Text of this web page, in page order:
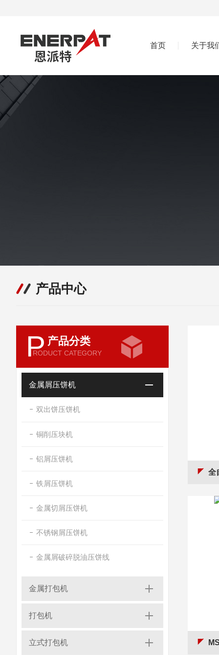
首页 关于我
产品中心
P 产品分类
RODUCT CATEGORY
金属屑压饼机
双出饼压饼机
铜削压块机
铝屑压饼机
铁屑压饼机
金属切屑压饼机
不锈钢屑压饼机
金属屑破碎脱油压饼线
金属打包机
打包机
立式打包机
全